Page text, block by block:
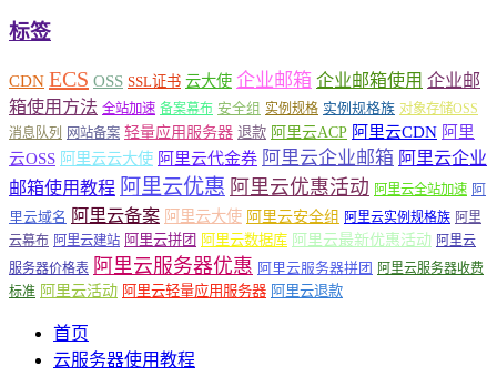
标签
CDN ECS OSS SSL证书 云大使 企业邮箱 企业邮箱使用 企业邮
箱使用方法 全站加速 备案幕布 安全组 实例规格 实例规格族 对象存储OSS
消息队列
网站备案 轻量应用服务器 退款 阿里云ACP 阿里云CDN 阿里
云OSS 阿里云云大使 阿里云代金券 阿里云企业邮箱 阿里云企业
邮箱使用教程 阿里云优惠 阿里云优惠活动 阿里云全站加速 阿
里云域名 阿里云备案 阿里云大使 阿里云安全组 阿里云实例规格族 阿里
云幕布 阿里云建站 阿里云拼团 阿里云数据库 阿里云最新优惠活动 阿里云
服务器价格表 阿里云服务器优惠 阿里云服务器拼团 阿里云服务器收费
标准 阿里云活动 阿里云轻量应用服务器 阿里云退款
首页
云服务器使用教程